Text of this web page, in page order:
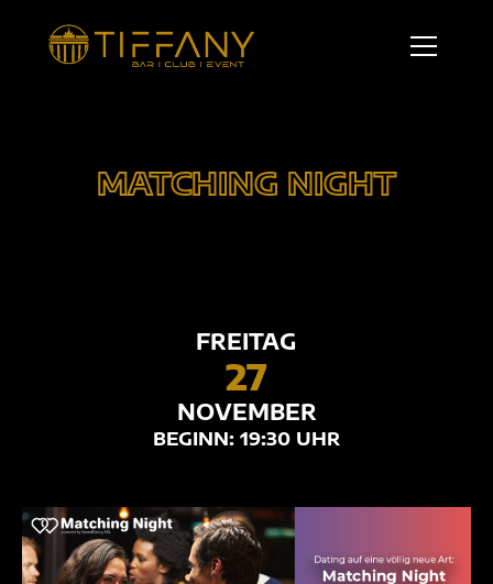
MATCHING NIGHT
FREITAG
27
NOVEMBER
BEGINN: 19:30 UHR